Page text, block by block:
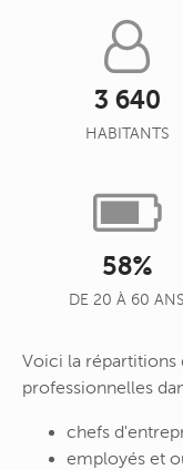
3 640
HABITANTS
58%
DE 20 À 60 ANS
Voici la
professionnelles
chefs
employés et